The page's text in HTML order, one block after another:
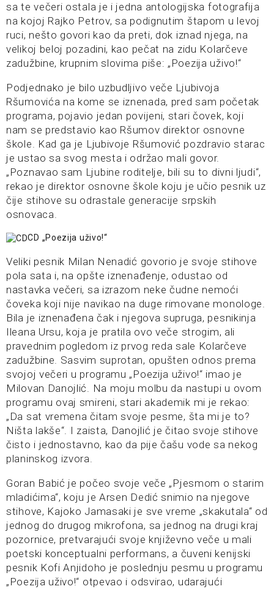
sa te večeri ostala je i jedna antologijska fotografija
na kojoj Rajko Petrov, sa podignutim štapom u levoj
ruci, nešto govori kao da preti, dok iznad njega, na
velikoj beloj pozadini, kao pečat na zidu Kolarčeve
zadužbine, krupnim slovima piše: „Poezija uživo!“
Podjednako je bilo uzbudljivo veče Ljubivoja
Ršumovića na kome se iznenada, pred sam početak
programa, pojavio jedan povijeni, stari čovek, koji
nam se predstavio kao Ršumov direktor osnovne
škole. Kad ga je Ljubivoje Ršumović pozdravio starac
je ustao sa svog mesta i održao mali govor.
„Poznavao sam Ljubine roditelje, bili su to divni ljudi“,
rekao je direktor osnovne škole koju je učio pesnik uz
čije stihove su odrastale generacije srpskih
osnovaca.
CD „Poezija uživo!“
Veliki pesnik Milan Nenadić govorio je svoje stihove
pola sata i, na opšte iznenađenje, odustao od
nastavka večeri, sa izrazom neke čudne nemoći
čoveka koji nije navikao na duge rimovane monologe.
Bila je iznenađena čak i njegova supruga, pesnikinja
Ileana Ursu, koja je pratila ovo veče strogim, ali
pravednim pogledom iz prvog reda sale Kolarčeve
zadužbine. Sasvim suprotan, opušten odnos prema
svojoj večeri u programu „Poezija uživo!“ imao je
Milovan Danojlić. Na moju molbu da nastupi u ovom
programu ovaj smireni, stari akademik mi je rekao:
„Da sat vremena čitam svoje pesme, šta mi je to?
Ništa lakše“. I zaista, Danojlić je čitao svoje stihove
čisto i jednostavno, kao da pije čašu vode sa nekog
planinskog izvora.
Goran Babić je počeo svoje veče „Pjesmom o starim
mladićima“, koju je Arsen Dedić snimio na njegove
stihove, Kajoko Jamasaki je sve vreme „skakutala“ od
jednog do drugog mikrofona, sa jednog na drugi kraj
pozornice, pretvarajući svoje književno veče u mali
poetski konceptualni performans, a čuveni kenijski
pesnik Kofi Anjidoho je poslednju pesmu u programu
„Poezija uživo!“ otpevao i odsvirao, udarajući